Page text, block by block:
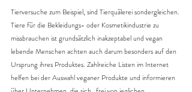
Tierversuche zum Beispiel, sind Tierquälerei sondergleichen.
Tiere für die Bekleidungs- oder Kosmetikindustrie zu
missbrauchen ist grundsätzlich inakzeptabel und vegan
lebende Menschen achten auch darum besonders auf den
Ursprung ihres Produktes. Zahlreiche Listen im Internet
helfen bei der Auswahl veganer Produkte und informieren